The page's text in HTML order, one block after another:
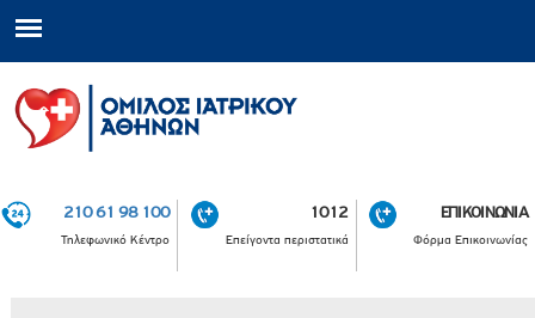
210 61 98 100
Τηλεφωνικό Κέντρο
1012
Επείγοντα περιστατικά
ΕΠΙΚΟΙΝΩΝΙΑ
Φόρμα Επικοινωνίας